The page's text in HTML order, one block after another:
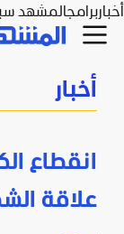
أخباربرامجالمشهد
أخبار
انقطاع
علاقة